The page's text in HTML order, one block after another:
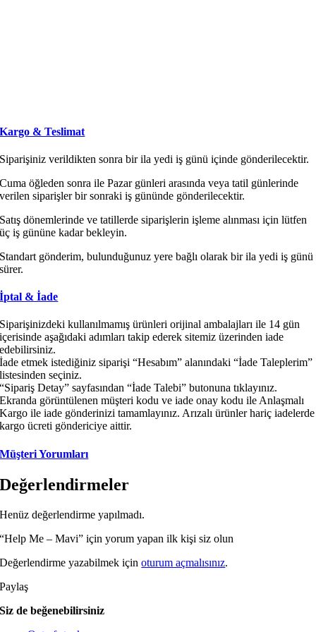
Kargo & Teslimat
Siparişiniz verildikten sonra bir ila yedi iş günü içinde gönderilecektir.
Cuma öğleden sonra ile Pazar günleri arasında veya tatil günlerinde
verilen siparişler bir sonraki iş gününde gönderilecektir.
Satış dönemlerinde ve tatillerde siparişlerin işleme alınması için lütfen
üç iş gününe kadar bekleyin.
Standart gönderim, bulunduğunuz yere bağlı olarak bir ila yedi iş günü
sürer.
İptal & İade
Siparişinizdeki kullanılmamış ürünleri orijinal ambalajları ile 14 gün
içerisinde aşağıdaki adımları takip ederek sitemiz üzerinden iade
edebilirsiniz.
İade etmek istediğiniz siparişi “Hesabım” alanındaki “İade Taleplerim”
listesinden seçiniz.
“Sipariş Detay” sayfasından “İade Talebi” butonuna tıklayınız.
Ekranda görüntülenen müşteri kodu ve iade onay kodu ile Anlaşmalı
Kargo ile iade gönderinizi tamamlayınız. Arızalı ürünler hariç iadelerde
kargo ücreti göndericiye aittir.
Müşteri Yorumları
Değerlendirmeler
Henüz değerlendirme yapılmadı.
“Help Me – Mavi” için yorum yapan ilk kişi siz olun
Değerlendirme yazabilmek içinoturum açmalısınız.
Paylaş
Siz de beğenebilirsiniz